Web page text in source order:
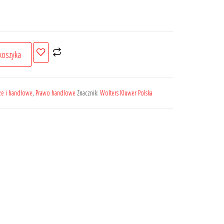
i handlowe, Prawo handlowe Znacznik: Wolters Kluwer Polska